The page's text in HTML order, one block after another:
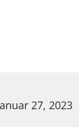
27, 2023